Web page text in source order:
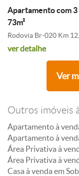
Apartamento com
73m²
Rodovia Br-020 Km
ver detalhe
Ver
Outros imóveis
Apartamento à
Apartamento à
Área Privativa à
Área Privativa à
Casa à venda em